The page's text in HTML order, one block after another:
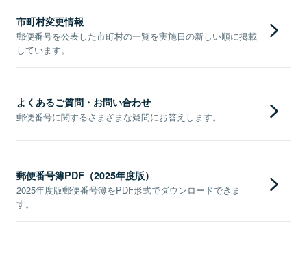
市町村変更情報
郵便番号を公表した市町村の一覧を実施日の新しい順に掲載
しています。
よくあるご質問・お問い合わせ
郵便番号に関するさまざまな疑問にお答えします。
郵便番号簿PDF（2025年度版）
2025年度版郵便番号簿をPDF形式でダウンロードできま
す。